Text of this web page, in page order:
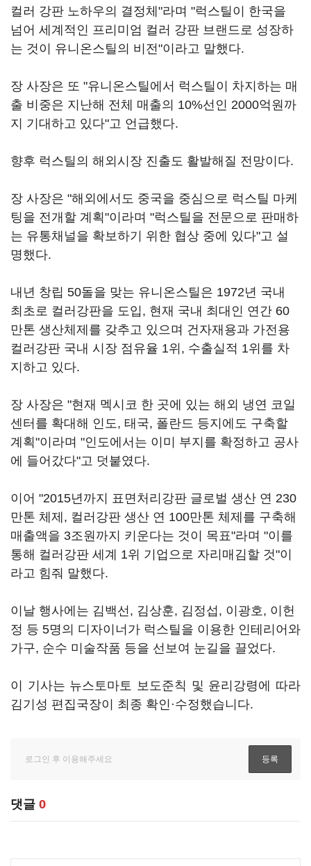
컬러 강판 노하우의 결정체"라며 "럭스틸이 한국을
넘어 세계적인 프리미엄 컬러 강판 브랜드로 성장하
는 것이 유니온스틸의 비전"이라고 말했다.
장 사장은 또 "유니온스틸에서 럭스틸이 차지하는 매
출 비중은 지난해 전체 매출의 10%선인 2000억원까
지 기대하고 있다"고 언급했다.
향후 럭스틸의 해외시장 진출도 활발해질 전망이다.
장 사장은 "해외에서도 중국을 중심으로 럭스틸 마케
팅을 전개할 계획"이라며 "럭스틸을 전문으로 판매하
는 유통채널을 확보하기 위한 협상 중에 있다"고 설
명했다.
내년 창립 50돌을 맞는 유니온스틸은 1972년 국내
최초로 컬러강판을 도입, 현재 국내 최대인 연간 60
만톤 생산체제를 갖추고 있으며 건자재용과 가전용
컬러강판 국내 시장 점유율 1위, 수출실적 1위를 차
지하고 있다.
장 사장은 "현재 멕시코 한 곳에 있는 해외 냉연 코일
센터를 확대해 인도, 태국, 폴란드 등지에도 구축할
계획"이라며 "인도에서는 이미 부지를 확정하고 공사
에 들어갔다"고 덧붙였다.
이어 "2015년까지 표면처리강판 글로벌 생산 연 230
만톤 체제, 컬러강판 생산 연 100만톤 체제를 구축해
매출액을 3조원까지 키운다는 것이 목표"라며 "이를
통해 컬러강판 세계 1위 기업으로 자리매김할 것"이
라고 힘줘 말했다.
이날 행사에는 김백선, 김상훈, 김정섭, 이광호, 이헌
정 등 5명의 디자이너가 럭스틸을 이용한 인테리어와
가구, 순수 미술작품 등을 선보여 눈길을 끌었다.
이 기사는 뉴스토마토 보도준칙 및 윤리강령에 따라
김기성 편집국장이 최종 확인·수정했습니다.
댓글 0